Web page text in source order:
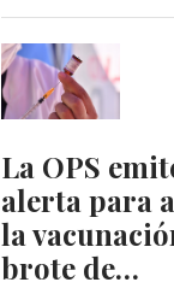
La OPS
alerta para
la
brote de…